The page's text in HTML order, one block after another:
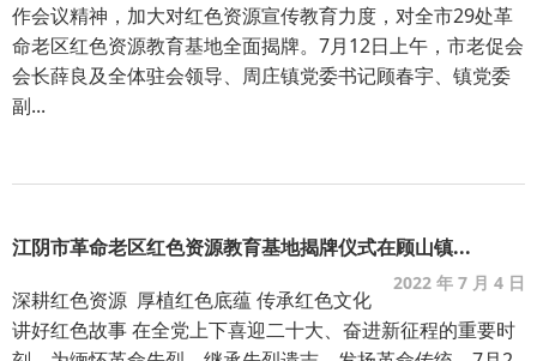
作会议精神，加大对红色资源宣传教育力度，对全市29处革
命老区红色资源教育基地全面揭牌。7月12日上午，市老促会
会长薛良及全体驻会领导、周庄镇党委书记顾春宇、镇党委
副...
江阴市革命老区红色资源教育基地揭牌仪式在顾山镇...
2022 年 7 月 4 日
深耕红色资源 厚植红色底蕴 传承红色文化
讲好红色故事 在全党上下喜迎二十大、奋进新征程的重要时